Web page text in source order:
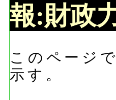
報:財政
このページ
示す。